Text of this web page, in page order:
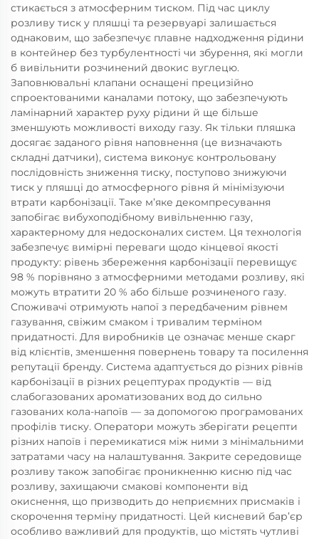
стикається з атмосферним тиском. Під час циклу
розливу тиск у пляшці та резервуарі залишається
однаковим, що забезпечує плавне надходження рідини
в контейнер без турбулентності чи збурення, які могли
б вивільнити розчинений двокис вуглецю.
Заповнювальні клапани оснащені прецизійно
спроектованими каналами потоку, що забезпечують
ламінарний характер руху рідини й ще більше
зменшують можливості виходу газу. Як тільки пляшка
досягає заданого рівня наповнення (це визначають
складні датчики), система виконує контрольовану
послідовність зниження тиску, поступово знижуючи
тиск у пляшці до атмосферного рівня й мінімізуючи
втрати карбонізації. Таке м’яке декомпресування
запобігає вибухоподібному вивільненню газу,
характерному для недосконалих систем. Ця технологія
забезпечує вимірні переваги щодо кінцевої якості
продукту: рівень збереження карбонізації перевищує
98 % порівняно з атмосферними методами розливу, які
можуть втратити 20 % або більше розчиненого газу.
Споживачі отримують напої з передбаченим рівнем
газування, свіжим смаком і тривалим терміном
придатності. Для виробників це означає менше скарг
від клієнтів, зменшення повернень товару та посилення
репутації бренду. Система адаптується до різних рівнів
карбонізації в різних рецептурах продуктів — від
слабогазованих ароматизованих вод до сильно
газованих кола-напоїв — за допомогою програмованих
профілів тиску. Оператори можуть зберігати рецепти
різних напоїв і перемикатися між ними з мінімальними
затратами часу на налаштування. Закрите середовище
розливу також запобігає проникненню кисню під час
розливу, захищаючи смакові компоненти від
окиснення, що призводить до неприємних присмаків і
скорочення терміну придатності. Цей кисневий бар’єр
особливо важливий для продуктів, що містять чутливі